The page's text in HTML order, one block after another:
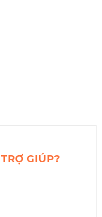
GIÚP?